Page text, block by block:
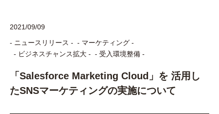
2021/09/09
- ニュースリリース - - マーケティング -
- ビジネスチャンス拡大 - - 受入環境整備 -
「Salesforce Marketing Cloud」を 活用し
たSNSマーケティングの実施について